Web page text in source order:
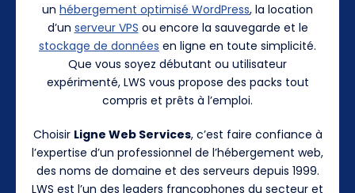
un hébergement optimisé WordPress, la location
d’un serveur VPS ou encore la sauvegarde et le
stockage de données en ligne en toute simplicité.
Que vous soyez débutant ou utilisateur
expérimenté, LWS vous propose des packs tout
compris et prêts à l’emploi.
Choisir Ligne Web Services, c’est faire confiance à
l’expertise d’un professionnel de l’hébergement web,
des noms de domaine et des serveurs depuis 1999.
LWS est l’un des leaders francophones du secteur et